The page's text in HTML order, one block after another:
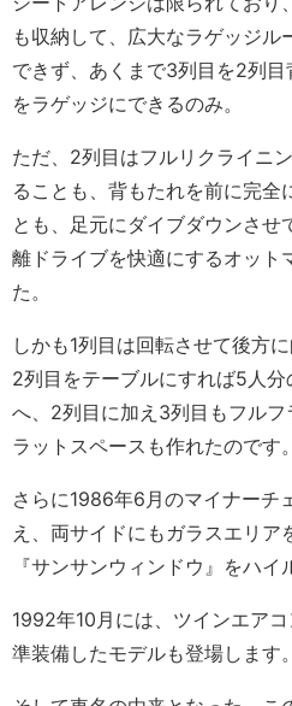
も収納して、広大なラゲッジル
できず、あくまで3列目を2列
をラゲッジにできるのみ。
ただ、2列目はフルリクライニ
ることも、背もたれを前に完全
とも、足元にダイブダウンさ
離ドライブを快適にするオット
た。
しかも1列目は回転させて後方
2列目をテーブルにすれば5人
へ、2列目に加え3列目もフル
ラットスペースも作れたのです。
さらに1986年6月のマイナーチ
え、両サイドにもガラスエリア
『サンサンウィンドウ』をハイ
1992年10月には、ツインエア
準装備したモデルも登場します。